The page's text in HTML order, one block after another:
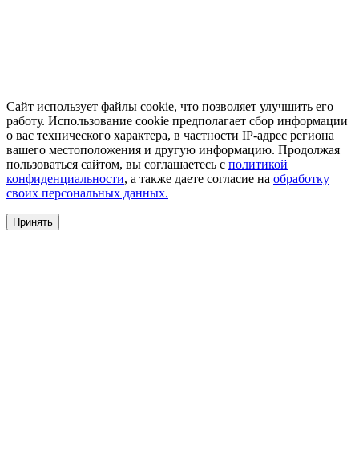
Сайт использует файлы cookie, что позволяет улучшить его
работу. Использование cookie предполагает сбор информации
о вас технического характера, в частности IP-адрес региона
вашего местоположения и другую информацию. Продолжая
пользоваться сайтом, вы соглашаетесь с политикой
конфиденциальности, а также даете согласие на обработку
своих персональных данных.
Принять